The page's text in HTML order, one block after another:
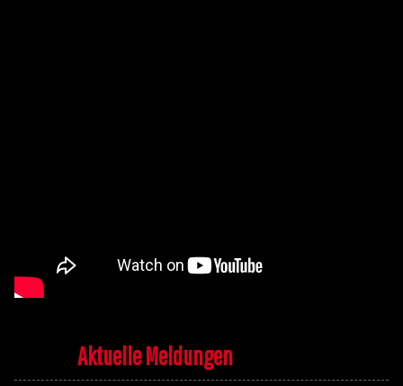
Aktuelle Meldungen